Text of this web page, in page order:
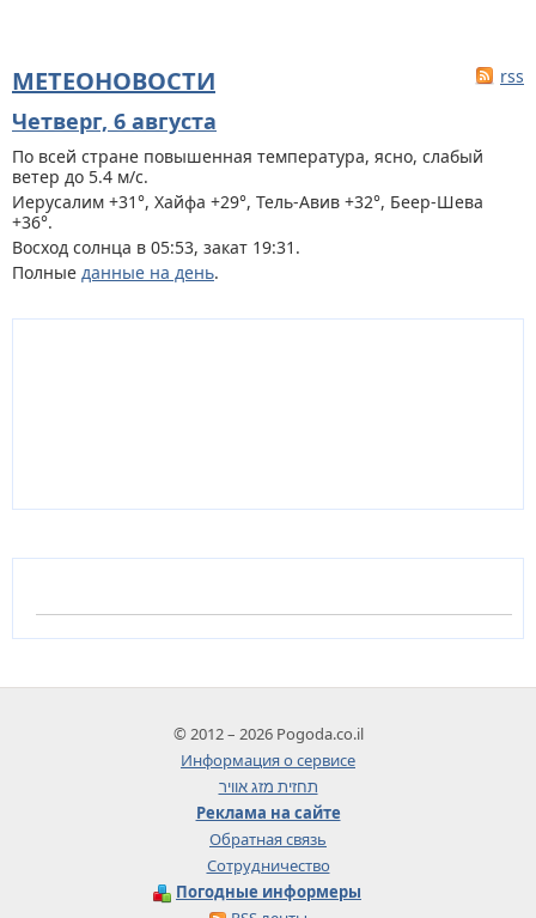
МЕТЕОНОВОСТИ rss
Четверг, 6 августа
По всей стране повышенная температура, ясно, слабый
ветер до 5.4 м/с.
Иерусалим +31°, Хайфа +29°, Тель-Авив +32°, Беер-Шева
+36°.
Восход солнца в 05:53, закат 19:31.
Полные данные на день.
© 2012 – 2026 Pogoda.co.il
Информация о сервисе
תחזית מזג אוויר
Реклама на сайте
Обратная связь
Сотрудничество
Погодные информеры